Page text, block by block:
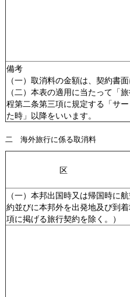
備考
（一）取消料の金額は、契約書
（二）本表の適用に当たって「
程第二条第三項に規定する「サ
た時」以降をいいます。
二 海外旅行に係る取消料
区
（一）本邦出国時又は帰国時に
約並びに本邦外を出発地及び到
項に掲げる旅行契約を除く。）